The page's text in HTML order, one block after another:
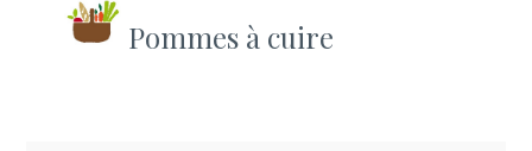
Pommes à cuire